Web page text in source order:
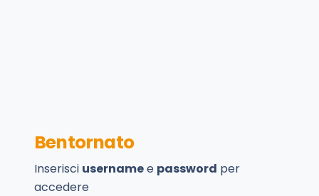
Bentornato
Inserisci usernamee password per
accedere